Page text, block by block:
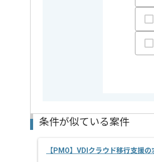
基本的には一部リモート作業を
条件が似ている案件
【PMO】VDIクラウド移行支援